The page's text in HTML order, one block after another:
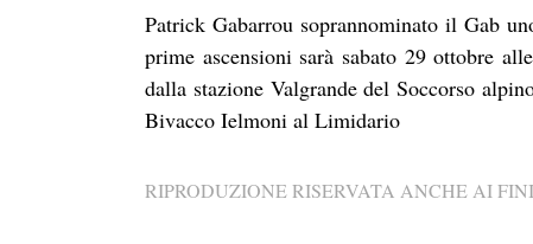
Patrick Gabarrou soprannominato il Gab
prime ascensioni sarà sabato 29 ottobre
dalla stazione Valgrande del Soccorso
Bivacco Ielmoni al Limidario
RIPRODUZIONE RISERVATA ANCHE AI